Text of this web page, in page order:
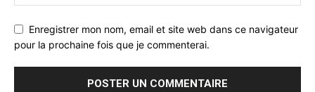
Enregistrer mon nom, email et site web dans ce navigateur
pour la prochaine fois que je commenterai.